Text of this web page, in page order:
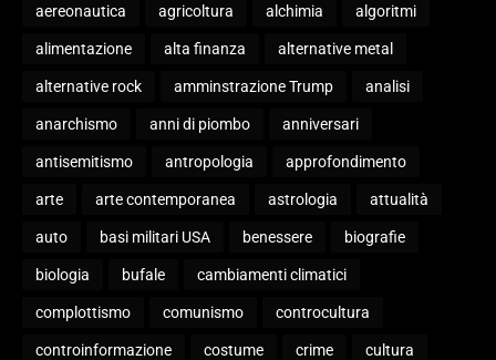
aereonautica agricoltura alchimia algoritmi
alimentazione alta finanza alternative metal
alternative rock amminstrazione Trump analisi
anarchismo anni di piombo anniversari
antisemitismo antropologia approfondimento
arte arte contemporanea astrologia attualità
auto basi militari USA benessere biografie
biologia bufale cambiamenti climatici
complottismo comunismo controcultura
controinformazione costume crime cultura